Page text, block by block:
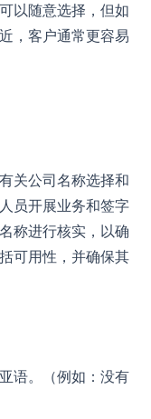
以随意选择，但如
，客户通常更容易
关公司名称选择和
员开展业务和签字
称进行核实，以确
可用性，并确保其
语。（例如：没有